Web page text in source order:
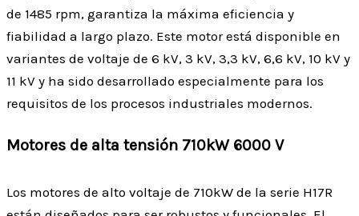
de 1485 rpm, garantiza la máxima eficiencia y
fiabilidad a largo plazo. Este motor está disponible en
variantes de voltaje de 6 kV, 3 kV, 3,3 kV, 6,6 kV, 10 kV y
11 kV y ha sido desarrollado especialmente para los
requisitos de los procesos industriales modernos.
Motores de alta tensión 710kW 6000 V
Los motores de alto voltaje de 710kW de la serie H17R